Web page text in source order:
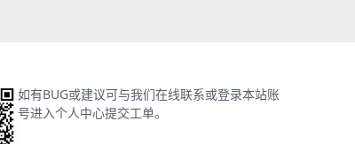
如有BUG或建议可与我们在线联系或登录本站账
号进入个人中心提交工单。